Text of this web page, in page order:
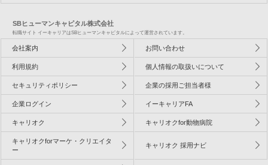
SBヒューマンキャピタル株式会社
転職サイト イーキャリアはSBヒューマンキャピタルによって運営されています。
会社案内 お問い合わせ
利用規約 個人情報の取扱いについて
セキュリティポリシー 企業の採用ご担当者様
企業ログイン イーキャリアFA
キャリオク キャリオクfor動物病院
キャリオクforマーケ・クリエイタ
ー
キャリオク 採用ナビ